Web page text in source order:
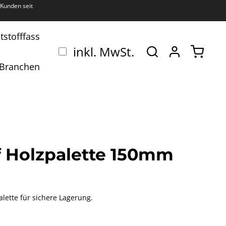
seit
Branchen
inkl. MwSt.
150mm
für sichere Lagerung.